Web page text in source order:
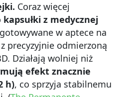
Coraz więcej
kapsułki z medycznej
w aptece na
precyzyjnie odmierzoną
Działają wolniej niż
efekt znacznie
h), co sprzyja stabilnemu